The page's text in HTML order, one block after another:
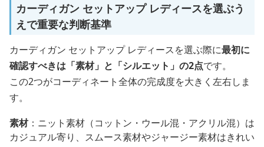
カーディガン セットアップ レディースを選ぶう
えで重要な判断基準
カーディガン セットアップ レディースを選ぶ際に最初に
確認すべきは「素材」と「シルエット」の2点です。
この2つがコーディネート全体の完成度を大きく左右しま
す。
素材：ニット素材（コットン・ウール混・アクリル混）は
カジュアル寄り、スムース素材やジャージー素材はきれい